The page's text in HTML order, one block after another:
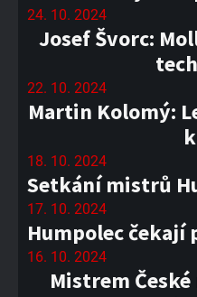
24. 10. 2024
Josef Švorc:
22. 10. 2024
Martin Kolomý:
18. 10. 2024
Setkání mistrů
17. 10. 2024
Humpolec čekají
16. 10. 2024
Mistrem